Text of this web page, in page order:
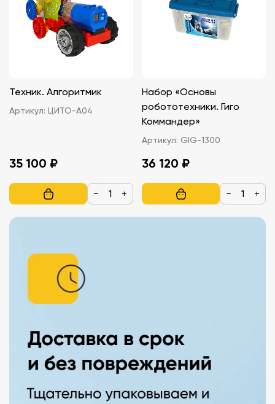
Техник. Алгоритмик
Артикул: ЦИТО-А04
35 100 ₽
− +
Набор «Основы
робототехники. Гиго
Коммандер»
Артикул: GIG-1300
36 120 ₽
− +